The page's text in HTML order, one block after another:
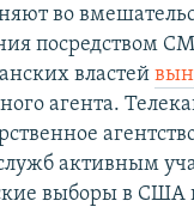
во
посредством
властей
агента.
активным
выборы в США